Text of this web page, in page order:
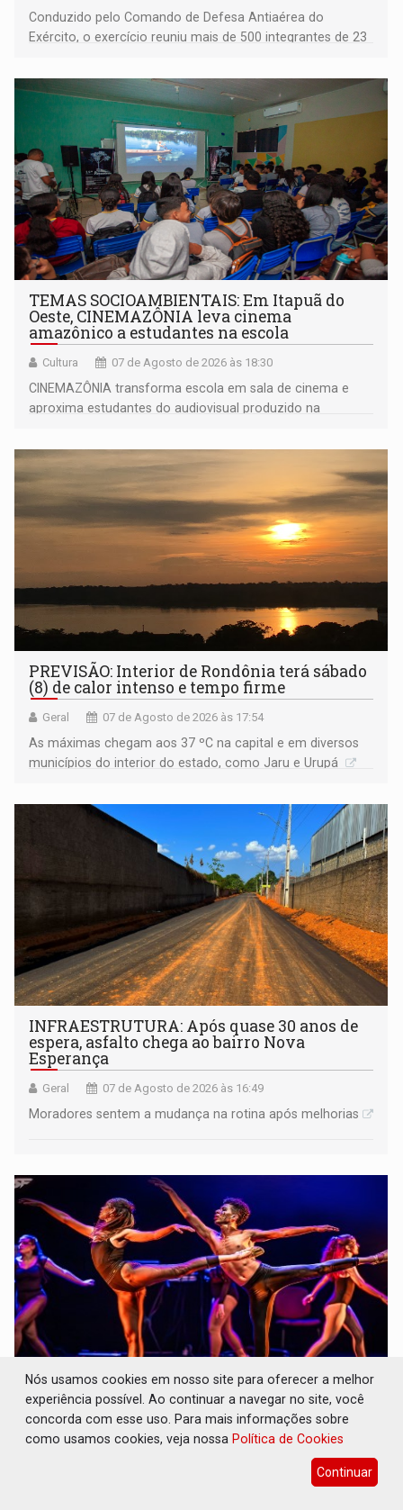
Conduzido pelo Comando de Defesa Antiaérea do
Exército, o exercício reuniu mais de 500 integrantes de 23
TEMAS SOCIOAMBIENTAIS: Em Itapuã do
Oeste, CINEMAZÔNIA leva cinema
amazônico a estudantes na escola
Cultura 07 de Agosto de 2026 às 18:30
CINEMAZÔNIA transforma escola em sala de cinema e
aproxima estudantes do audiovisual produzido na
PREVISÃO: Interior de Rondônia terá sábado
(8) de calor intenso e tempo firme
Geral 07 de Agosto de 2026 às 17:54
As máximas chegam aos 37 ºC na capital e em diversos
municípios do interior do estado, como Jaru e Urupá
INFRAESTRUTURA: Após quase 30 anos de
espera, asfalto chega ao bairro Nova
Esperança
Geral 07 de Agosto de 2026 às 16:49
Moradores sentem a mudança na rotina após melhorias
A ILHA: Coreografia de Rondônia estreia na
programação do Festival de Dança de
Joinville
A movimentação cria uma metáfora visual sobre a
Nós usamos cookies em nosso site para oferecer a melhor
experiência possível. Ao continuar a navegar no site, você
concorda com esse uso. Para mais informações sobre
como usamos cookies, veja nossa Política de Cookies
Continuar